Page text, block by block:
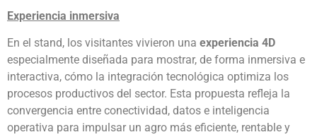
Experiencia inmersiva
En el stand, los visitantes vivieron una experiencia 4D
especialmente diseñada para mostrar, de forma inmersiva e
interactiva, cómo la integración tecnológica optimiza los
procesos productivos del sector. Esta propuesta refleja la
convergencia entre conectividad, datos e inteligencia
operativa para impulsar un agro más eficiente, rentable y